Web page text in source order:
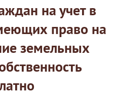
на учет в
право на
земельных